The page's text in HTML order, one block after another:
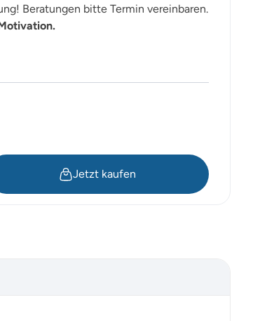
Beratungen bitte Termin vereinbaren.
Jetzt kaufen